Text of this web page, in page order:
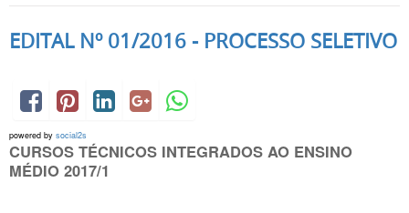
EDITAL Nº 01/2016 - PROCESSO SELETIVO
powered by social2s
CURSOS TÉCNICOS INTEGRADOS AO ENSINO
MÉDIO 2017/1